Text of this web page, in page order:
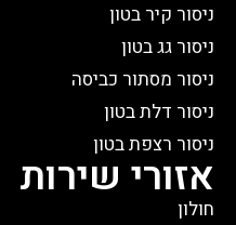
ניסור קיר בטון
ניסור גג בטון
ניסור מסתור כביסה
ניסור דלת בטון
ניסור רצפת בטון
אזורי שירות
חולון